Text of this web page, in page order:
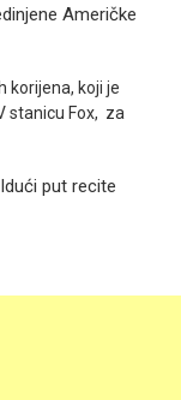
Američke
korijena, koji je
stanicu Fox, za
put recite